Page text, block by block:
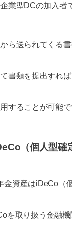
業型DCの加入者
ら送られてくる
書類を提出すれ
することが可能で
（個人型確
資産はiDeCo（
を取り扱う金融